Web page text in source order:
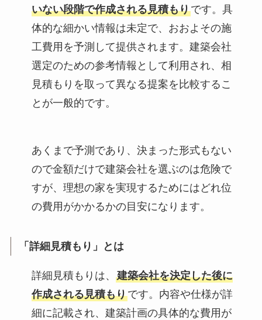
いない段階で作成される見積もりです。具
体的な細かい情報は未定で、おおよその施
工費用を予測して提供されます。建築会社
選定のための参考情報として利用され、相
見積もりを取って異なる提案を比較するこ
とが一般的です。
あくまで予測であり、決まった形式もない
ので金額だけで建築会社を選ぶのは危険で
すが、理想の家を実現するためにはどれ位
の費用がかかるかの目安になります。
「詳細見積もり」とは
詳細見積もりは、 建築会社を決定した後に
作成される見積もりです。内容や仕様が詳
細に記載され、建築計画の具体的な費用が